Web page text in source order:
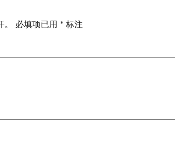
必填项已用 * 标注